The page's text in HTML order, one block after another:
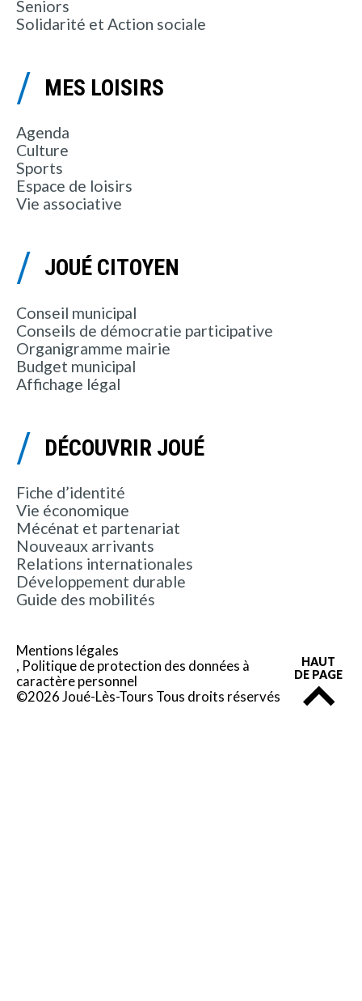
Seniors
Solidarité et Action sociale
MES LOISIRS
Agenda
Culture
Sports
Espace de loisirs
Vie associative
JOUÉ CITOYEN
Conseil municipal
Conseils de démocratie participative
Organigramme mairie
Budget municipal
Affichage légal
DÉCOUVRIR JOUÉ
Fiche d’identité
Vie économique
Mécénat et partenariat
Nouveaux arrivants
Relations internationales
Développement durable
Guide des mobilités
Mentions légales
Politique de protection des données à
caractère personnel
©2026 Joué-Lès-Tours Tous droits réservés
HAUT
DE PAGE